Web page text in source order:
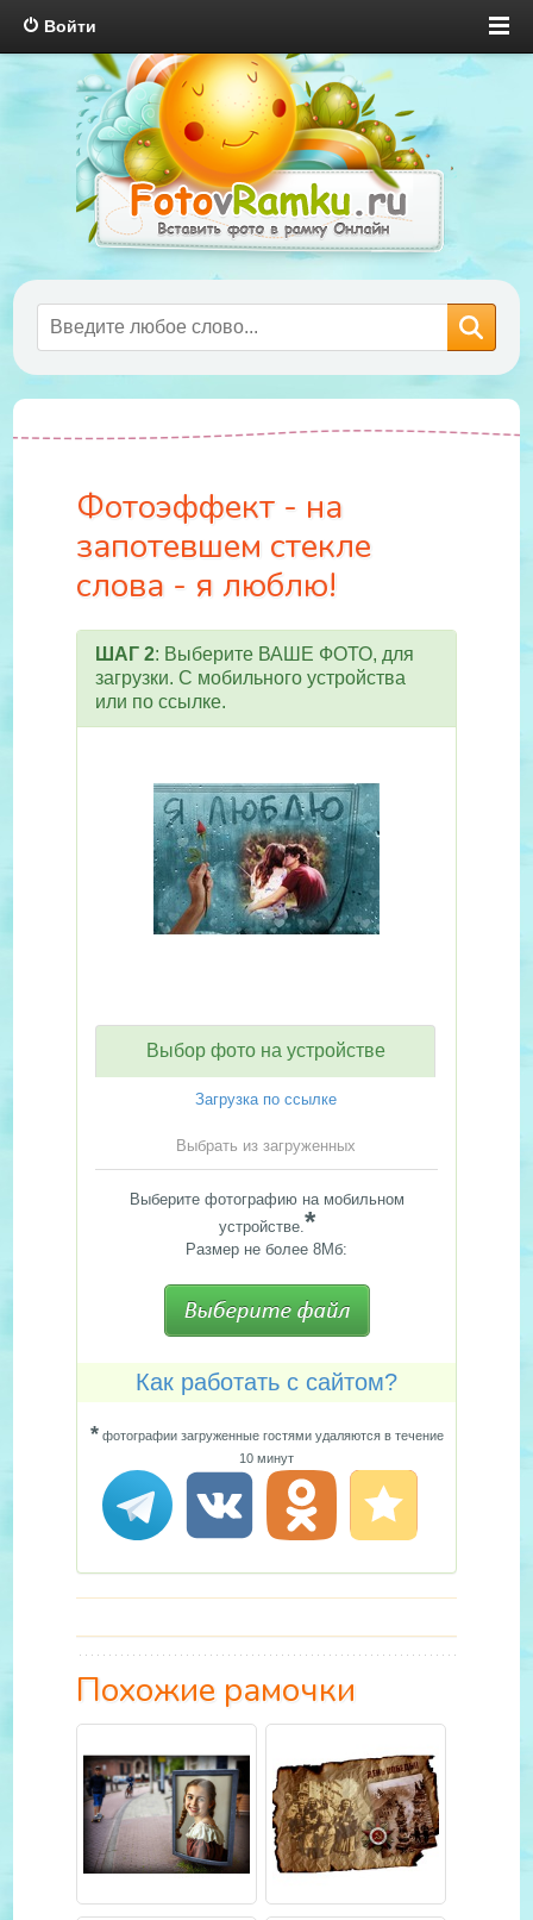
Войти
Фотоэффект - на
запотевшем стекле
слова - я люблю!
ШАГ 2: Выберите ВАШЕ ФОТО, для
загрузки. С мобильного устройства
или по ссылке.
Выбор фото на устройстве
Загрузка по ссылке
Выбрать из загруженных
Выберите фотографию на мобильном
устройстве.*
Размер не более 8Мб:
Как работать с сайтом?
*фотографии загруженные гостями удаляются в течение
10 минут
Похожие рамочки